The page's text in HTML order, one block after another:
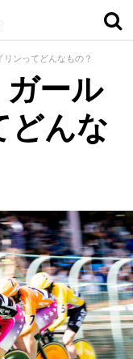
リンってどんなもの？
ガール
どんな